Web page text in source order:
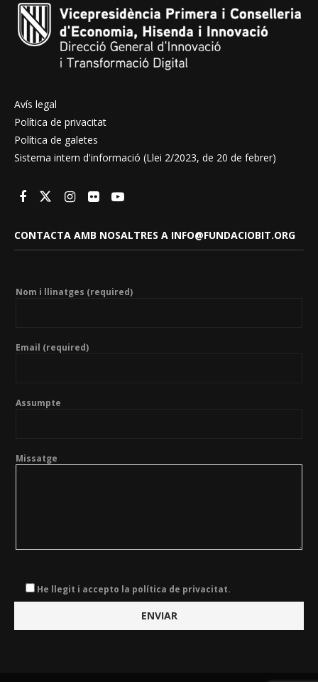
Avís legal
Política de privacitat
Política de galetes
Sistema intern d'informació (Llei 2/2023, de 20 de febrer)
CONTACTA AMB NOSALTRES A INFO@FUNDACIOBIT.ORG
Nom i llinatges (required)
Email (required)
Assumpte
Missatge
He llegit i accepto la política de privacitat.